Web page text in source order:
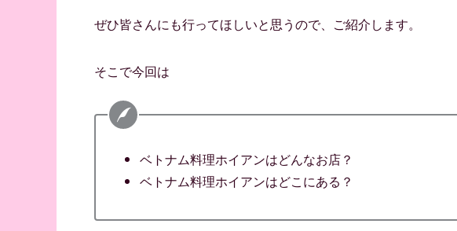
ぜひ皆さんにも行ってほしいと思うので、ご紹介します。
そこで今回は
ベトナム料理ホイアンはどんなお店？
ベトナム料理ホイアンはどこにある？